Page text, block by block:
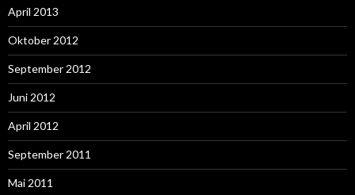
April 2013
Oktober 2012
September 2012
Juni 2012
April 2012
September 2011
Mai 2011